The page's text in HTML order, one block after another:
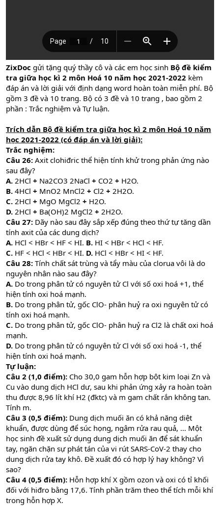
ZixDoc gửi tặng quý thầy cô và các em học sinh Bộ đề kiểm
tra giữa học kì 2 môn Hoá 10 năm học 2021-2022 kèm
đáp án và lời giải với định dạng word hoàn toàn miễn phí. Bộ
gồm 3 đề và 10 trang. Bộ có 3 đề và 10 trang , bao gồm 2
phần : Trắc nghiệm và Tự luận.
Trích dẫn Bộ đề kiểm tra giữa học kì 2 môn Hoá 10 năm
học 2021-2022 (có đáp án và lời giải):
Trắc nghiệm:
Câu 26: Axit clohiđric thể hiện tính khử trong phản ứng nào
sau đây?
A. 2HCl + Na2CO3 2NaCl + CO2 + H2O.
B. 4HCl + MnO2 MnCl2 + Cl2 + 2H2O.
C. 2HCl + MgO MgCl2 + H2O.
D. 2HCl + Ba(OH)2 MgCl2 + 2H2O.
Câu 27: Dãy nào sau đây sắp xếp đúng theo thứ tự tăng dần
tính axit của các dung dịch?
A. HCl < HBr < HF < HI. B. HI < HBr < HCl < HF.
C. HF < HCl < HBr < HI. D. HCl < HBr < HI < HF.
Câu 28: Tính chất sát trùng và tẩy màu của clorua vôi là do
nguyên nhân nào sau đây?
A. Do trong phân tử có nguyên tử Cl với số oxi hoá +1, thể
hiện tính oxi hoá mạnh.
B. Do trong phân tử, gốc ClO- phân huỷ ra oxi nguyên tử có
tính oxi hoá mạnh.
C. Do trong phân tử, gốc ClO- phân huỷ ra Cl2 là chất oxi hoá
mạnh.
D. Do trong phân tử có nguyên tử Cl với số oxi hoá -1, thể
hiện tính oxi hoá mạnh.
Tự luận:
Câu 2 (1,0 điểm): Cho 30,0 gam hỗn hợp bột kim loại Zn và
Cu vào dung dịch HCl dư, sau khi phản ứng xảy ra hoàn toàn
thu được 8,96 lít khí H2 (đktc) và m gam chất rắn không tan.
Tính m.
Câu 3 (0,5 điểm): Dung dịch muối ăn có khả năng diệt
khuẩn, được dùng để súc họng, ngâm rửa rau quả, ... Một
học sinh đề xuất sử dụng dung dịch muối ăn để sát khuẩn
tay, ngăn chặn sự phát tán của vi rút SARS-CoV-2 thay cho
dung dịch rửa tay khô. Đề xuất đó có hợp lý hay không? Vì
sao?
Câu 4 (0,5 điểm): Hỗn hợp khí X gồm ozon và oxi có tỉ khối
đối với hiđro bằng 17,6. Tính phần trăm theo thể tích mỗi khí
trong hỗn hợp X.